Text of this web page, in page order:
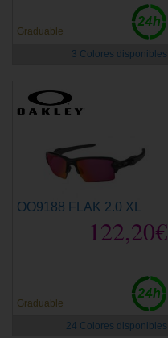
Graduable
3 Colores disponibles
OO9188 FLAK 2.0 XL
122,20€
Graduable
24 Colores disponibles